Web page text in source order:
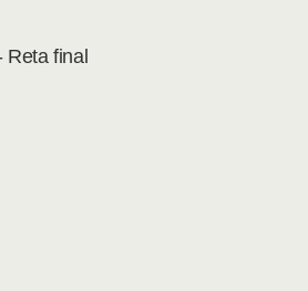
final